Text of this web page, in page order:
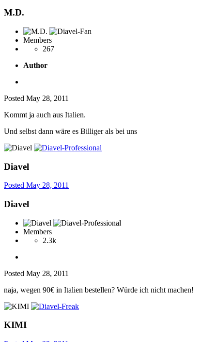
M.D.
Members
267
Author
Posted May 28, 2011
Kommt ja auch aus Italien.
Und selbst dann wäre es Billiger als bei uns
Diavel
Posted May 28, 2011
Diavel
Members
2.3k
Posted May 28, 2011
naja, wegen 90€ in Italien bestellen? Würde ich nicht machen!
KIMI